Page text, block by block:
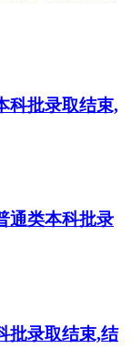
科批录取结束,
通类本科批录
批录取结束,结